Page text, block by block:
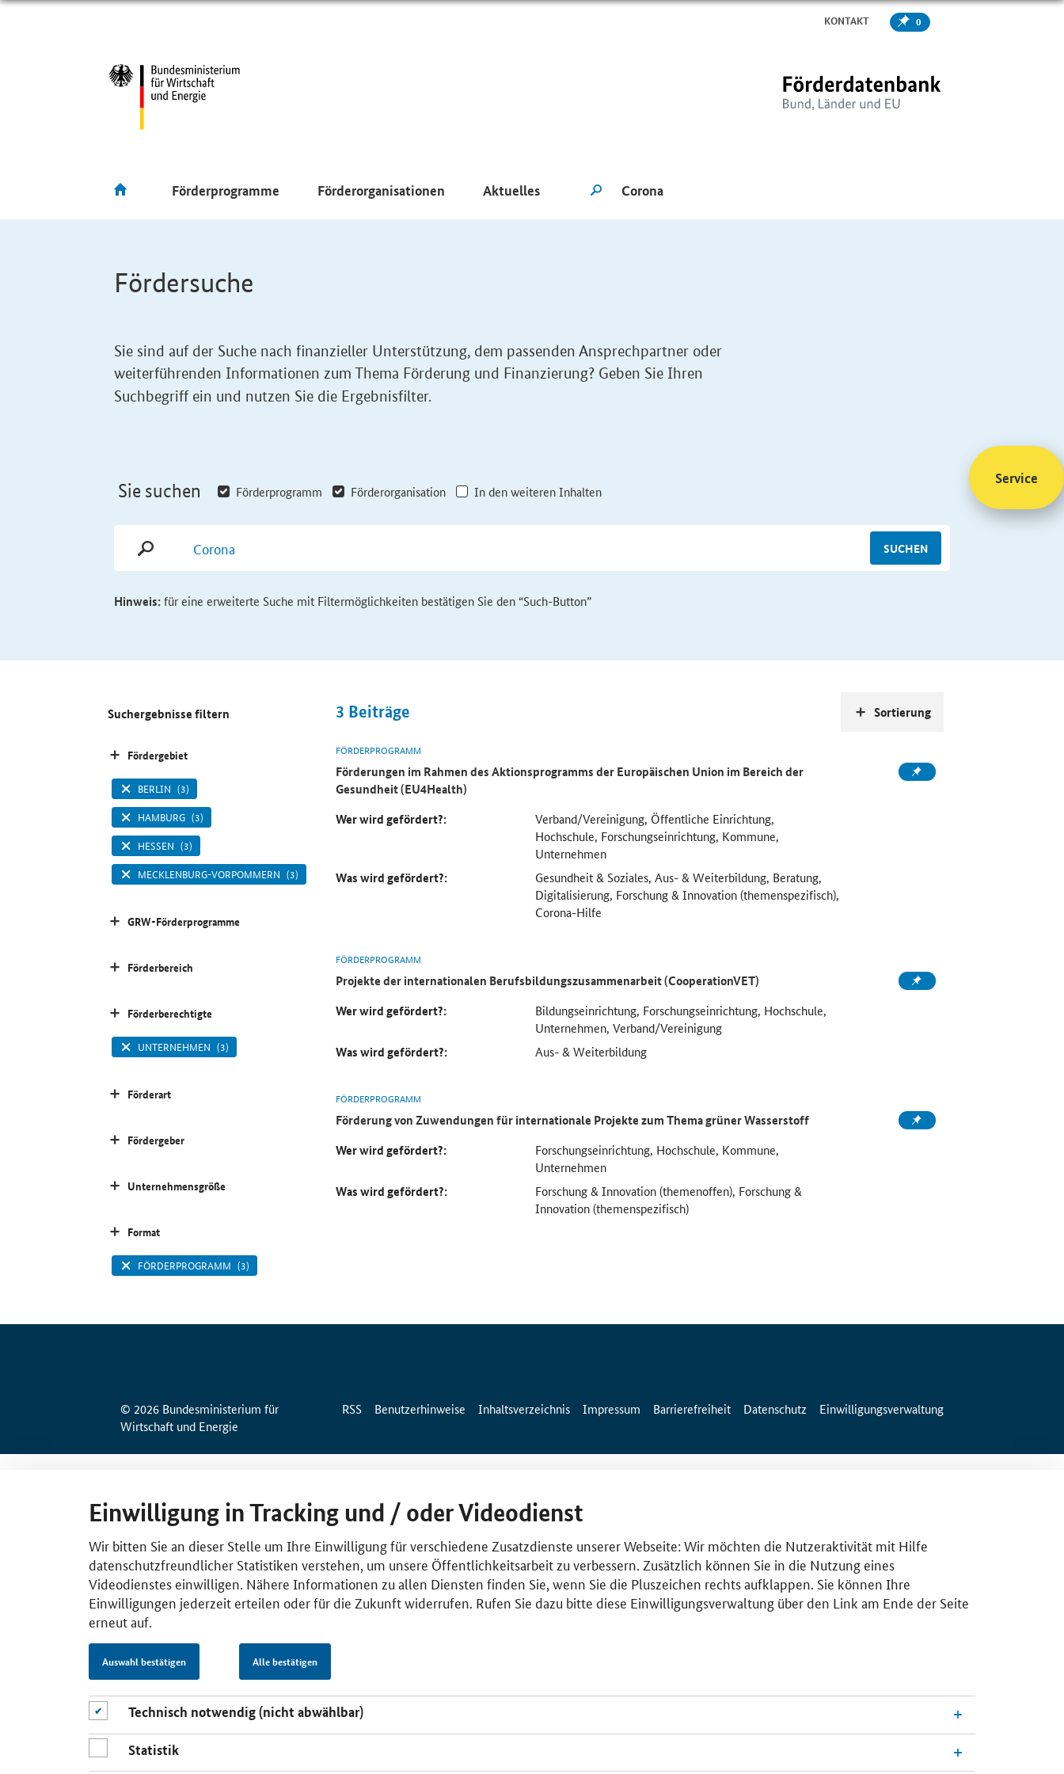
KONTAKT 0
Förderprogramme Förderorganisationen Aktuelles
Fördersuche
Sie sind auf der Suche nach finanzieller Unterstützung, dem passenden Ansprechpartner oder
weiterführenden Informationen zum Thema Förderung und Finanzierung? Geben Sie Ihren
Suchbegriff ein und nutzen Sie die Ergebnisfilter.
Sie suchen Förderprogramm Förderorganisation In den weiteren Inhalten
SUCHEN
Hinweis:für eine erweiterte Suche mit Filtermöglichkeiten bestätigen Sie den “Such-Button”
3 Beiträge
FÖRDERPROGRAMM
Förderungen im Rahmen des Aktionsprogramms der Europäischen Union im Bereich der
Gesundheit (EU4Health)
Wer wird gefördert?:
Verband/Vereinigung, Öffentliche Einrichtung,
Hochschule, Forschungseinrichtung, Kommune,
Unternehmen
Was wird gefördert?:
Gesundheit & Soziales, Aus- & Weiterbildung, Beratung,
Digitalisierung, Forschung & Innovation (themenspezifisch),
Corona-Hilfe
FÖRDERPROGRAMM
Projekte der internationalen Berufsbildungszusammenarbeit (CooperationVET)
Wer wird gefördert?:
Bildungseinrichtung, Forschungseinrichtung, Hochschule,
Unternehmen, Verband/Vereinigung
Was wird gefördert?: Aus- & Weiterbildung
FÖRDERPROGRAMM
Förderung von Zuwendungen für internationale Projekte zum Thema grüner Wasserstoff
Wer wird gefördert?:
Forschungseinrichtung, Hochschule, Kommune,
Unternehmen
Was wird gefördert?:
Forschung & Innovation (themenoffen), Forschung &
Innovation (themenspezifisch)
Sortierung
Suchergebnisse filtern
Fördergebiet
BERLIN (3)
HAMBURG (3)
HESSEN (3)
MECKLENBURG-VORPOMMERN (3)
GRW-Förderprogramme
Förderbereich
Förderberechtigte
UNTERNEHMEN (3)
Förderart
Fördergeber
Unternehmensgröße
Format
FÖRDERPROGRAMM (3)
Service
© 2026 Bundesministerium für
Wirtschaft und Energie
RSS Benutzerhinweise Inhaltsverzeichnis Impressum Barrierefreiheit Datenschutz Einwilligungsverwaltung
Einwilligung in Tracking und / oder Videodienst
Wir bitten Sie an dieser Stelle um Ihre Einwilligung für verschiedene Zusatzdienste unserer Webseite: Wir möchten die Nutzeraktivität mit Hilfe
datenschutzfreundlicher Statistiken verstehen, um unsere Öffentlichkeitsarbeit zu verbessern. Zusätzlich können Sie in die Nutzung eines
Videodienstes einwilligen. Nähere Informationen zu allen Diensten finden Sie, wenn Sie die Pluszeichen rechts aufklappen. Sie können Ihre
Einwilligungen jederzeit erteilen oder für die Zukunft widerrufen. Rufen Sie dazu bitte diese Einwilligungsverwaltung über den Link am Ende der Seite
erneut auf.
Auswahl bestätigen Alle bestätigen
Technisch notwendig (nicht abwählbar)
Statistik